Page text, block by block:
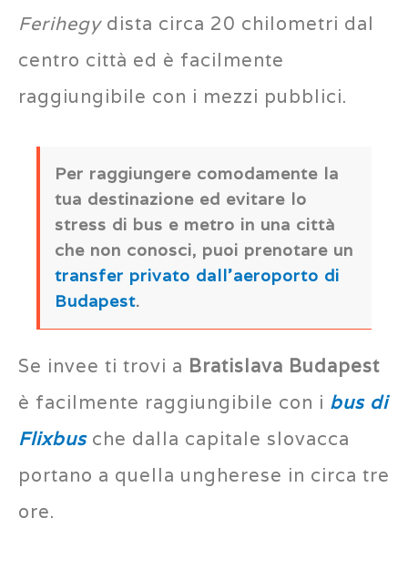
Ferihegydista circa 20 chilometri dal
centro città ed è facilmente
raggiungibile con i mezzi pubblici.
Per raggiungere comodamente la
tua destinazione ed evitare lo
stress di bus e metro in una città
che non conosci, puoi prenotare un
transfer privato dall’aeroporto di
Budapest.
Se invee ti trovi a Bratislava Budapest
è facilmente raggiungibile con i bus di
Flixbusche dalla capitale slovacca
portano a quella ungherese in circa tre
ore.